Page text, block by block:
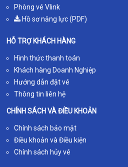
Phòng vé Vlink
Hồ sơ năng lực (PDF)
HỖ TRỢ KHÁCH HÀNG
Hình thức thanh toán
Khách hàng Doanh Nghiệp
Hướng dẫn đặt vé
Thông tin liên hệ
CHÍNH SÁCH VÀ ĐIỀU KHOẢN
Chính sách bảo mật
Điều khoản và Điều kiện
Chính sách hủy vé